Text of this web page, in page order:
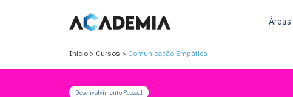
Áreas
Início > Cursos > Comunicação Empática
Desenvolvimento Pessoal